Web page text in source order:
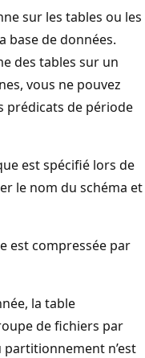
sur les tables ou les
base de données.
des tables sur un
vous ne pouvez
prédicats de période
est spécifié lors de
le nom du schéma et
est compressée par
la table
de fichiers par
n’est